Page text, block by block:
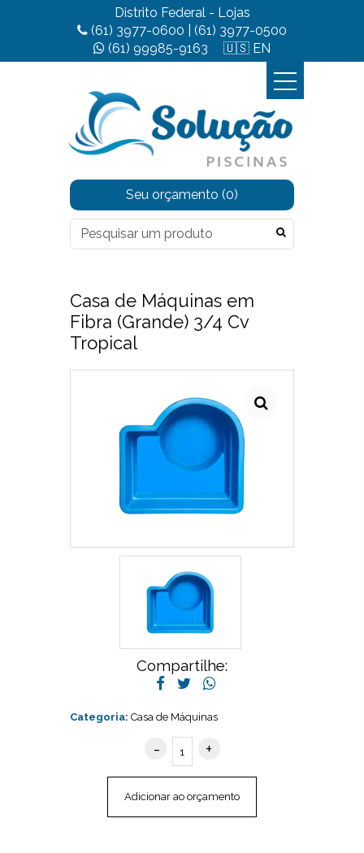
Distrito Federal - Lojas
(61) 3977-0600
(61) 3977-0500
(61) 99985-9163
🇺🇸 EN
Seu orçamento (0)
Casa de Máquinas em
Fibra (Grande) 3/4 Cv
Tropical
Compartilhe:
Categoria: Casa de Máquinas
Adicionar ao orçamento